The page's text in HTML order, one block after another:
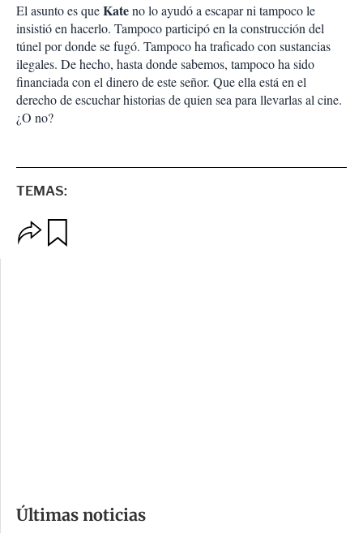
El asunto es queKateno lo ayudó a escapar ni tampoco le
insistió en hacerlo. Tampoco participó en la construcción del
túnel por donde se fugó. Tampoco ha traficado con sustancias
ilegales. De hecho, hasta donde sabemos, tampoco ha sido
financiada con el dinero de este señor. Que ella está en el
derecho de escuchar historias de quien sea para llevarlas al cine.
¿O no?
TEMAS:
p
p
Últimas noticias